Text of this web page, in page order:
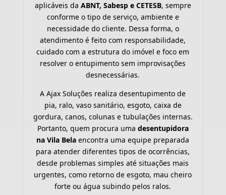
aplicáveis da ABNT, Sabesp e CETESB, sempre
conforme o tipo de serviço, ambiente e
necessidade do cliente. Dessa forma, o
atendimento é feito com responsabilidade,
cuidado com a estrutura do imóvel e foco em
resolver o entupimento sem improvisações
desnecessárias.
A Ajax Soluções realiza desentupimento de
pia, ralo, vaso sanitário, esgoto, caixa de
gordura, canos, colunas e tubulações internas.
Portanto, quem procura uma desentupidora
na Vila Bela encontra uma equipe preparada
para atender diferentes tipos de ocorrências,
desde problemas simples até situações mais
urgentes, como retorno de esgoto, mau cheiro
forte ou água subindo pelos ralos.